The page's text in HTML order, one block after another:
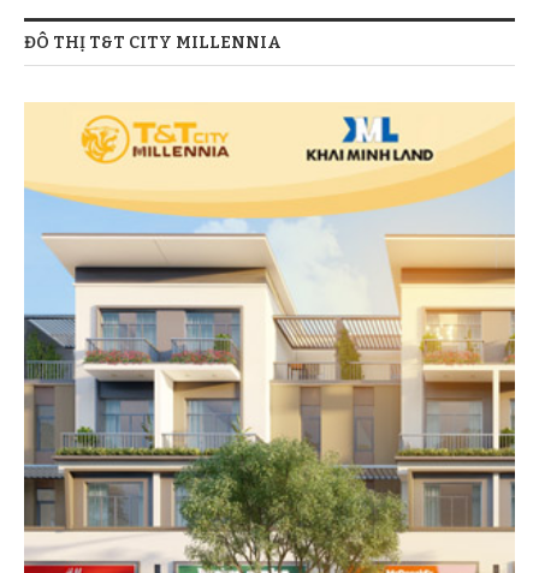
ĐÔ THỊ T&T CITY MILLENNIA